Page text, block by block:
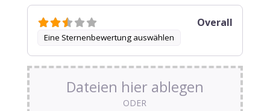
Eine Sternenbewertung auswählen
Overall
Dateien hier ablegen
ODER